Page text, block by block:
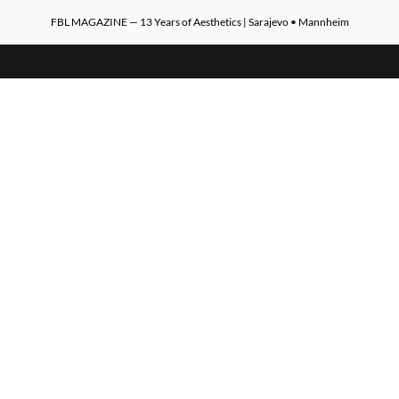
FBL MAGAZINE — 13 Years of Aesthetics | Sarajevo • Mannheim